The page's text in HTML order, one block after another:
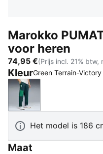
Marokko
voor heren
74,95 €(Prijs incl. 21% btw,
KleurGreen Terrain-Victory
Green Terrain-Victory
Het model is 186
Maat